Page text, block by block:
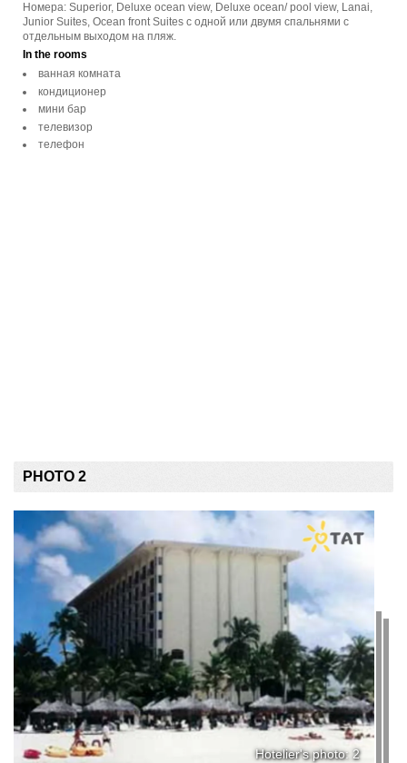
Номера: Superior, Deluxe ocean view, Deluxe ocean/ pool view, Lanai,
Junior Suites, Ocean front Suites с одной или двумя спальнями с
отдельным выходом на пляж.
In the rooms
ванная комната
кондиционер
мини бар
телевизор
телефон
PHOTO 2
Hotelier's photo: 2